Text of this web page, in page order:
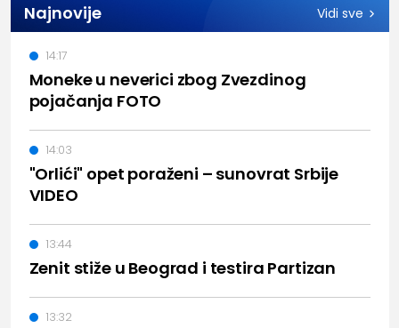
Najnovije Vidi sve
Moneke u neverici zbog Zvezdinog
pojačanja FOTO
14:17
"Orlići" opet poraženi – sunovrat Srbije
VIDEO
14:03
Zenit stiže u Beograd i testira Partizan
13:44
13:32